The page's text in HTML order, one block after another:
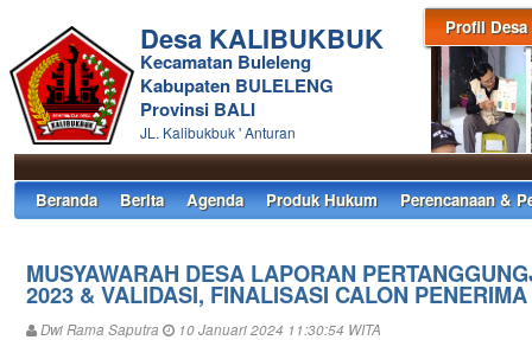
Profil Desa
Desa KALIBUKBUK
Kecamatan Buleleng
Kabupaten BULELENG
Provinsi BALI
JL. Kalibukbuk ' Anturan
Beranda Berita Agenda Produk Hukum Perencanaan &
MUSYAWARAH DESA LAPORAN
2023 & VALIDASI, FINALISASI CALON
Dwi Rama Saputra 10 Januari 2024 11:30:54 WITA